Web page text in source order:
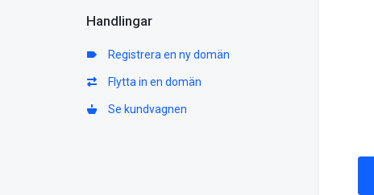
Handlingar
Registrera en ny domän
Flytta in en domän
Se kundvagnen